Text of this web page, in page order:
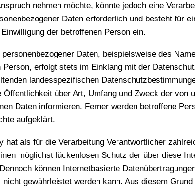
nehmen möchte, könnte jedoch eine
Daten erforderlich und besteht für
der betroffenen Person ein.
personenbezogener Daten, beispielsweise des
Person, erfolgt stets im Einklang mit der
landesspezifischen
Öffentlichkeit über Art, Umfang und Zweck der von
Daten informieren. Ferner werden betroffene
aufgeklärt.
hat als für die Verarbeitung Verantwortlicher
möglichst lückenlosen Schutz der über diese
können Internetbasierte
gewährleistet werden kann. Aus diesem